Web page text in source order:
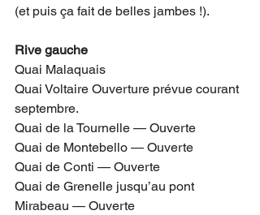
(et puis ça fait de belles jambes !).
Rive gauche
Quai Malaquais
Quai Voltaire Ouverture prévue courant
septembre.
Quai de la Tournelle — Ouverte
Quai de Montebello — Ouverte
Quai de Conti — Ouverte
Quai de Grenelle jusqu’au pont
Mirabeau — Ouverte